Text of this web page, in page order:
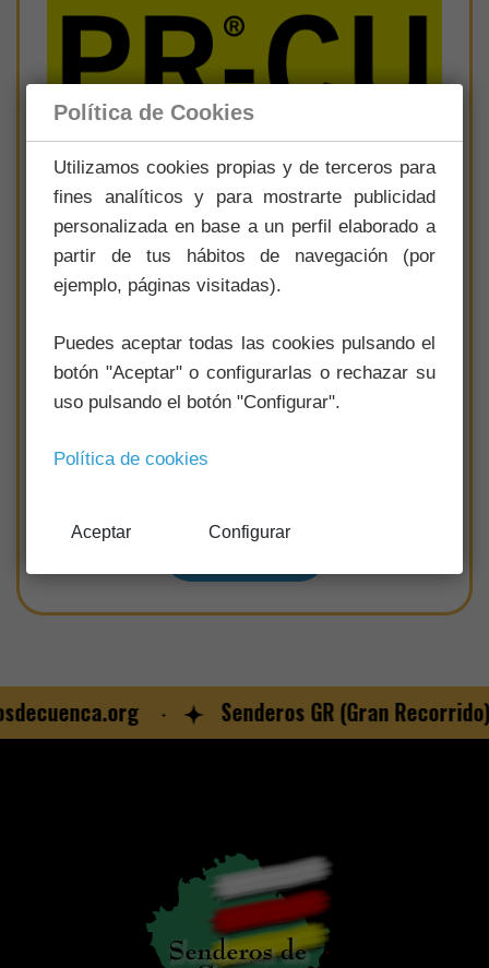
Boniches
Formato:
Senderos GR (Gran Recorrido)
Política de Cookies
Utilizamos cookies propias y de terceros para
fines analíticos y para mostrarte publicidad
personalizada en base a un perfil elaborado a
partir de tus hábitos de navegación (por
ejemplo, páginas visitadas).
Puedes aceptar todas las cookies pulsando el
botón "Aceptar" o configurarlas o rechazar su
uso pulsando el botón "Configurar".
Política de cookies
Aceptar Configurar